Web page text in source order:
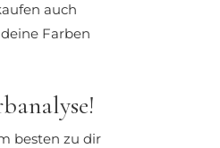
auch
Farben
besten zu dir